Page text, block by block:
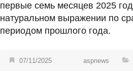
первые семь месяцев 2025
натуральном выражении по
периодом прошлого года.
07/11/2025 aspnews